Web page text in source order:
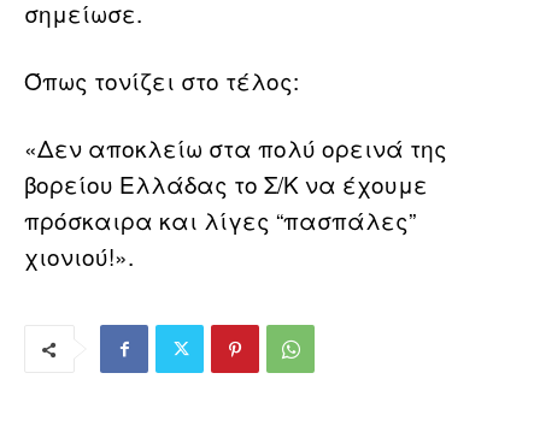
σημείωσε.
Όπως τονίζει στο τέλος:
«Δεν αποκλείω στα πολύ ορεινά της
βορείου Ελλάδας το Σ/Κ να έχουμε
πρόσκαιρα και λίγες “πασπάλες”
χιονιού!».